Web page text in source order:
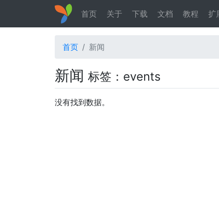
首页 关于 下载 文档 教程 扩
首页 新闻
新闻 标签：events
没有找到数据。